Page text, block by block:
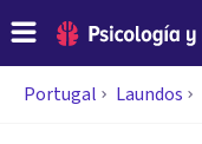
Portugal Laundos